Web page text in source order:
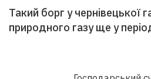
Такий борг у чернівецької
природного газу ще у